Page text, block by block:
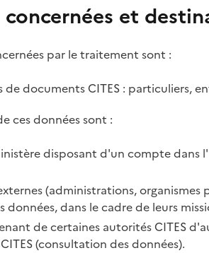
concernées et
par le traitement sont :
de documents CITES : particuliers,
ces données sont :
disposant d'un compte
(administrations,
dans le cadre de leurs
de certaines autorités CITES
(consultation des données).